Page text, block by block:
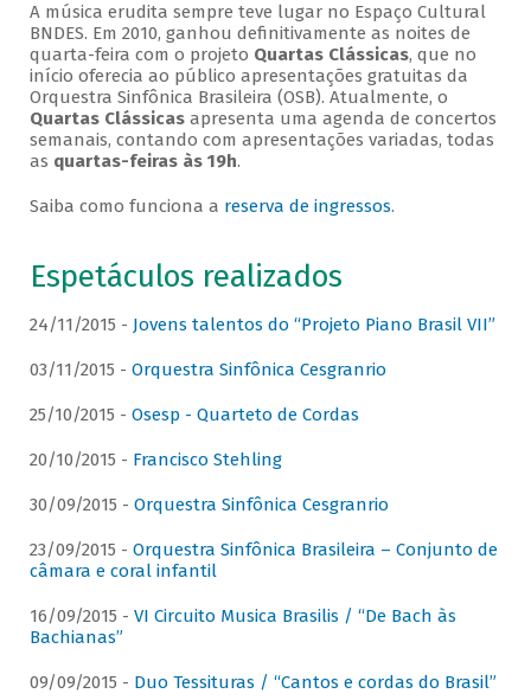
A música erudita sempre teve lugar no Espaço Cultural
BNDES. Em 2010, ganhou definitivamente as noites de
quarta-feira com o projeto Quartas Clássicas, que no
início oferecia ao público apresentações gratuitas da
Orquestra Sinfônica Brasileira (OSB). Atualmente, o
Quartas Clássicasapresenta uma agenda de concertos
semanais, contando com apresentações variadas, todas
as quartas-feiras às 19h.
Saiba como funciona a reserva de ingressos.
Espetáculos realizados
24/11/2015 - Jovens talentos do “Projeto Piano Brasil VII”
03/11/2015 - Orquestra Sinfônica Cesgranrio
25/10/2015 - Osesp - Quarteto de Cordas
20/10/2015 - Francisco Stehling
30/09/2015 - Orquestra Sinfônica Cesgranrio
23/09/2015 - Orquestra Sinfônica Brasileira – Conjunto de
câmara e coral infantil
16/09/2015 - VI Circuito Musica Brasilis / “De Bach às
Bachianas”
09/09/2015 - Duo Tessituras / “Cantos e cordas do Brasil”